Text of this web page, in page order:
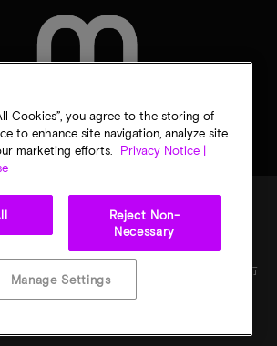
Inc. 保留所有權利。資訊、產品和／或規格若有變動，恕不另行
現況」為基準，不提供任何形式的保固。繪圖可能不符合比
他所有 Micron 商標皆為 Micron Technology, Inc. 資產。其
Cookies”, you agree to the storing of
to enhance site navigation, analyze site
marketing efforts.
Privacy Notice |
Reject Non-
Necessary
Manage Settings